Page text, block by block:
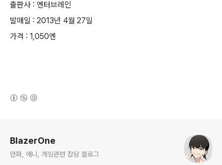
출판사 : 엔터브레인
발매일 : 2013년 4월 27일
가격 : 1,050엔
BlazerOne
만화, 애니, 게임관련 잡담 블로그